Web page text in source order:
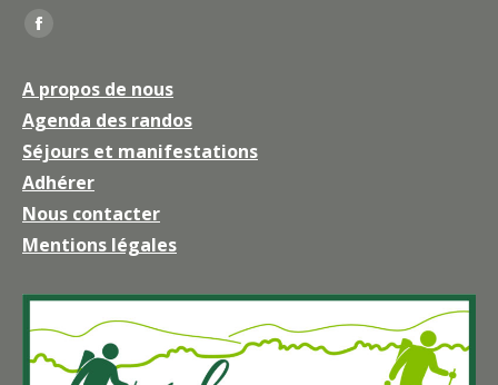
Trouvez nous sur :
La
Facebook
s'ouvre
dans
une
nouvelle
fenêtre
A propos de nous
Agenda des randos
Séjours et manifestations
Adhérer
Nous contacter
Mentions légales